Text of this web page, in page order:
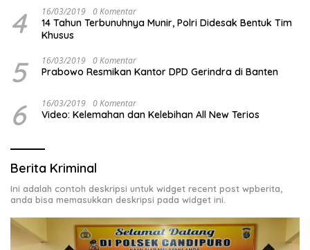
4 16/03/2019 0 Komentar
14 Tahun Terbunuhnya Munir, Polri Didesak Bentuk Tim
Khusus
5 16/03/2019 0 Komentar
Prabowo Resmikan Kantor DPD Gerindra di Banten
6 16/03/2019 0 Komentar
Video: Kelemahan dan Kelebihan All New Terios
Berita Kriminal
Ini adalah contoh deskripsi untuk widget recent post wpberita,
anda bisa memasukkan deskripsi pada widget ini.